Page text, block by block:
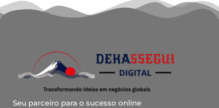
Seu parceiro para o sucesso online